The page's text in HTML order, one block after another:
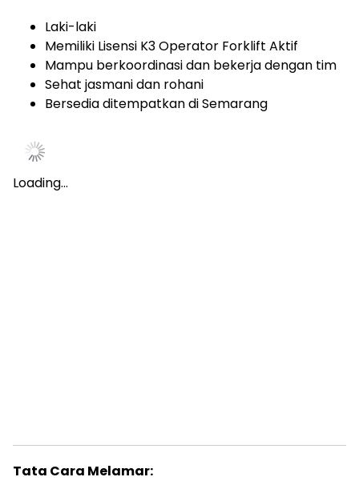
Laki-laki
Memiliki Lisensi K3 Operator Forklift Aktif
Mampu berkoordinasi dan bekerja dengan tim
Sehat jasmani dan rohani
Bersedia ditempatkan di Semarang
Loading…
Tata Cara Melamar: